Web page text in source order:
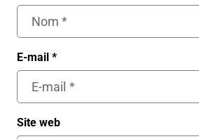
E-mail *
Site web